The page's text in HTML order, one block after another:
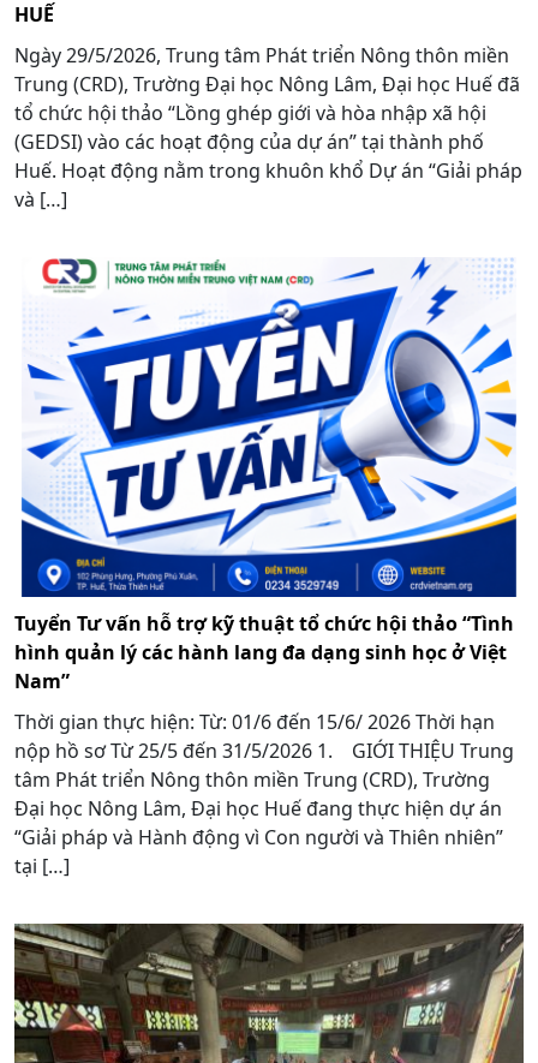
HUẾ
Ngày 29/5/2026, Trung tâm Phát triển Nông thôn miền
Trung (CRD), Trường Đại học Nông Lâm, Đại học Huế đã
tổ chức hội thảo “Lồng ghép giới và hòa nhập xã hội
(GEDSI) vào các hoạt động của dự án” tại thành phố
Huế. Hoạt động nằm trong khuôn khổ Dự án “Giải pháp
và […]
Tuyển Tư vấn hỗ trợ kỹ thuật tổ chức hội thảo “Tình
hình quản lý các hành lang đa dạng sinh học ở Việt
Nam”
Thời gian thực hiện: Từ: 01/6 đến 15/6/ 2026 Thời hạn
nộp hồ sơ Từ 25/5 đến 31/5/2026 1. GIỚI THIỆU Trung
tâm Phát triển Nông thôn miền Trung (CRD), Trường
Đại học Nông Lâm, Đại học Huế đang thực hiện dự án
“Giải pháp và Hành động vì Con người và Thiên nhiên”
tại […]